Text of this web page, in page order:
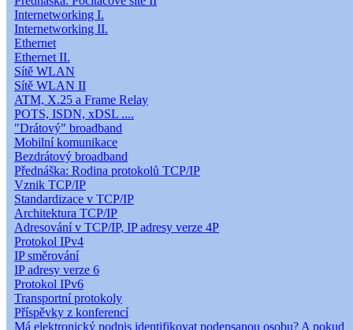
Internetworking I.
Internetworking II.
Ethernet
Ethernet II.
Sítě WLAN
Sítě WLAN II
ATM, X.25 a Frame Relay
POTS, ISDN, xDSL ....
"Drátový" broadband
Mobilní komunikace
Bezdrátový broadband
Přednáška: Rodina protokolů TCP/IP
Vznik TCP/IP
Standardizace v TCP/IP
Architektura TCP/IP
Adresování v TCP/IP, IP adresy verze 4P
Protokol IPv4
IP směrování
IP adresy verze 6
Protokol IPv6
Transportní protokoly
Příspěvky z konferencí
Má elektronický podpis identifikovat podepsanou osobu? A pokud